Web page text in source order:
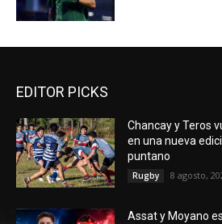
EDITOR PICKS
Chancay y Teros
en una nueva
puntano
Rugby 8 agosto,
Assat y Moyano